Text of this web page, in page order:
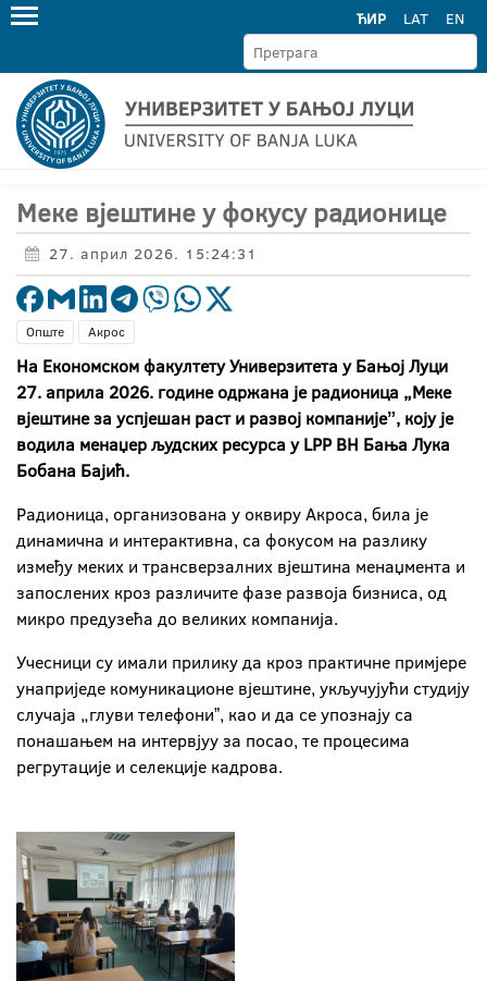
ЋИР LAT EN
Меке вјештине у фокусу радионице
27. април 2026. 15:24:31
Опште Акрос
На Економском факултету Универзитета у Бањој Луци
27. априла 2026. године одржана је радионица „Меке
вјештине за успјешан раст и развој компанијеˮ, коју је
водила менаџер људских ресурса уLPP BH Бања Лука
Бобана Бајић.
Радионица, организована у оквиру Акроса, била је
динамична и интерактивна, са фокусом на разлику
између меких и трансверзалних вјештина менаџмента и
запослених кроз различите фазе развоја бизниса, од
микро предузећа до великих компанија.
Учесници су имали прилику да кроз практичне примјере
унаприједе комуникационе вјештине, укључујући студију
случаја „глуви телефониˮ, као и да се упознају са
понашањем на интервјуу за посао, те процесима
регрутације и селекције кадрова.